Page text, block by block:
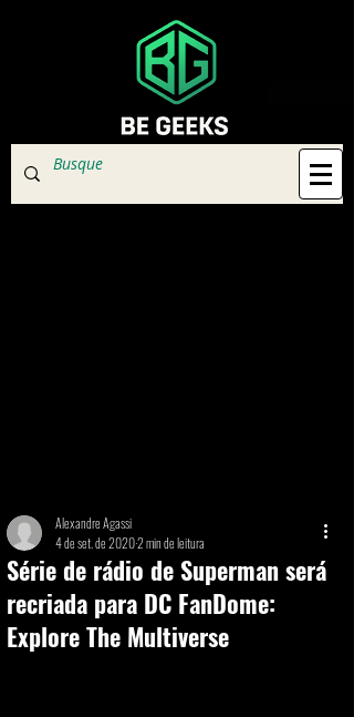
Série de rádio de Superman será
recriada para DC FanDome:
Explore The Multiverse
Alexandre Agassi
4 de set. de 20202 min de leitura